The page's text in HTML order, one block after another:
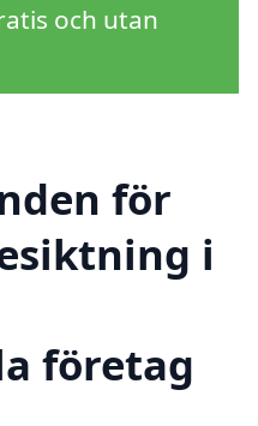
och utan
för
i
företag